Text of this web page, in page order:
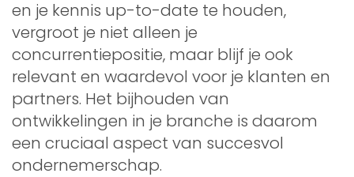
en je kennis up-to-date te houden,
vergroot je niet alleen je
concurrentiepositie, maar blijf je ook
relevant en waardevol voor je klanten en
partners. Het bijhouden van
ontwikkelingen in je branche is daarom
een cruciaal aspect van succesvol
ondernemerschap.